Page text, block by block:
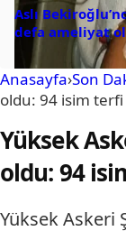
Aslı
defa ameliyat
Anasayfa›Son
oldu: 94 isim
Yüksek
oldu: 94
Yüksek Askeri